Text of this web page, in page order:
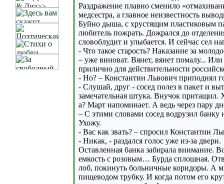
Раздражение плавно сменило
медсестра, а главное неизвестность
Буйно дыша, с хрустящим пластиковым
любитель пожрать. Дожрался до
словоблудит и улыбается. И сейчас сел
- Что такое старость? Наказание за
– уже виноват. Вянет, вянет помалу...
прилично для действительности
- Но? – Константин Львович приподнял
- Слушай, друг - сосед полез в пакет и
замечательная штука. Внучок
а? Март напоминает. А ведь через пару
– С этими словами сосед водрузил
Ухожу.
- Вас как звать? – спросил Константин
- Никак, - раздался голос уже из-за двери.
Оставленная банка забирала внимание.
емкость с розовым… Бурда сплошная.
лоб, покинуть больничные коридоры. А
пищеводом трубку. И когда потом его